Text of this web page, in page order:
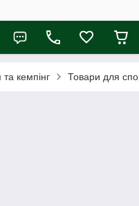
кемпінг Товари для